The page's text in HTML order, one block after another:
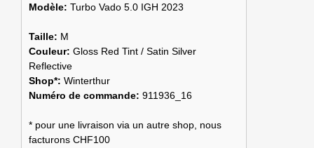
Modèle: Turbo Vado 5.0 IGH 2023
Taille: M
Couleur: Gloss Red Tint / Satin Silver
Reflective
Shop*: Winterthur
Numéro de commande: 911936_16
* pour une livraison via un autre shop, nous
facturons CHF100